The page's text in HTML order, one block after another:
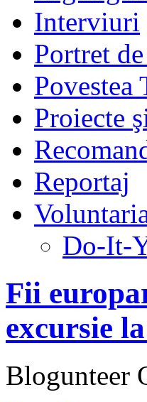
Interviuri
Portret
Povestea
Proiecte
Reportaj
Do-It-
Fii
excursie
Blogunteer